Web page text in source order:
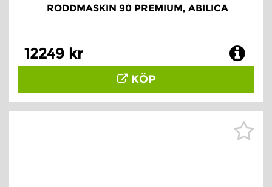
RODDMASKIN 90 PREMIUM, ABILICA
12249 kr
KÖP